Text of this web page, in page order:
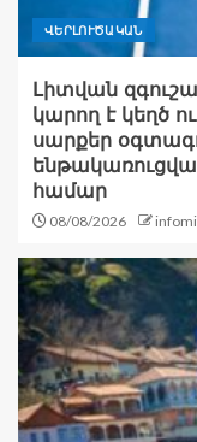
ՎԵՐԼՈՒԾԱԿԱՆ
Լիտվան
կարող է կեղծ
սարքեր
համար
08/08/2026